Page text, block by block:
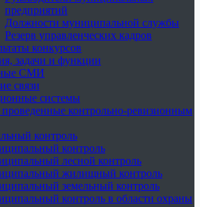
предприятий
Должности муниципальной службы
Резерв управленческих кадров
конкурсов
задачи и функции
СМИ
связи
системы
контрольно-ревизионным
контроль
контроль
лесной контроль
жилищный контроль
земельный контроль
контроль в области охраны